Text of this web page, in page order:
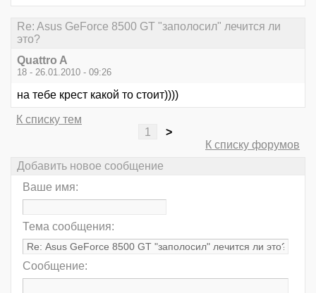
Re: Asus GeForce 8500 GT "заполосил" лечится ли
это?
Quattro A
18 - 26.01.2010 - 09:26
на тебе крест какой то стоит))))
К списку тем
1
>
К списку форумов
Добавить новое сообщение
Ваше имя:
Тема сообщения:
Сообщение: